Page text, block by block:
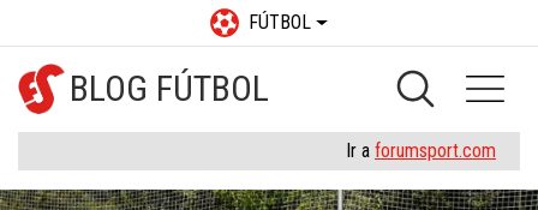
FÚTBOL
BLOG FÚTBOL
Ir a forumsport.com